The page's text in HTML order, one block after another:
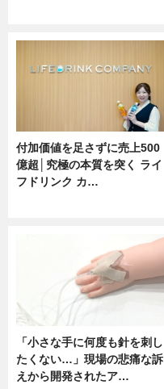
付加価値を足さずに売上500
億超│究極の本質を突く ライ
フドリンク カ…
「小さな手に何度も針を刺し
たくない…」現場の悲痛な訴
えから開発されたア…